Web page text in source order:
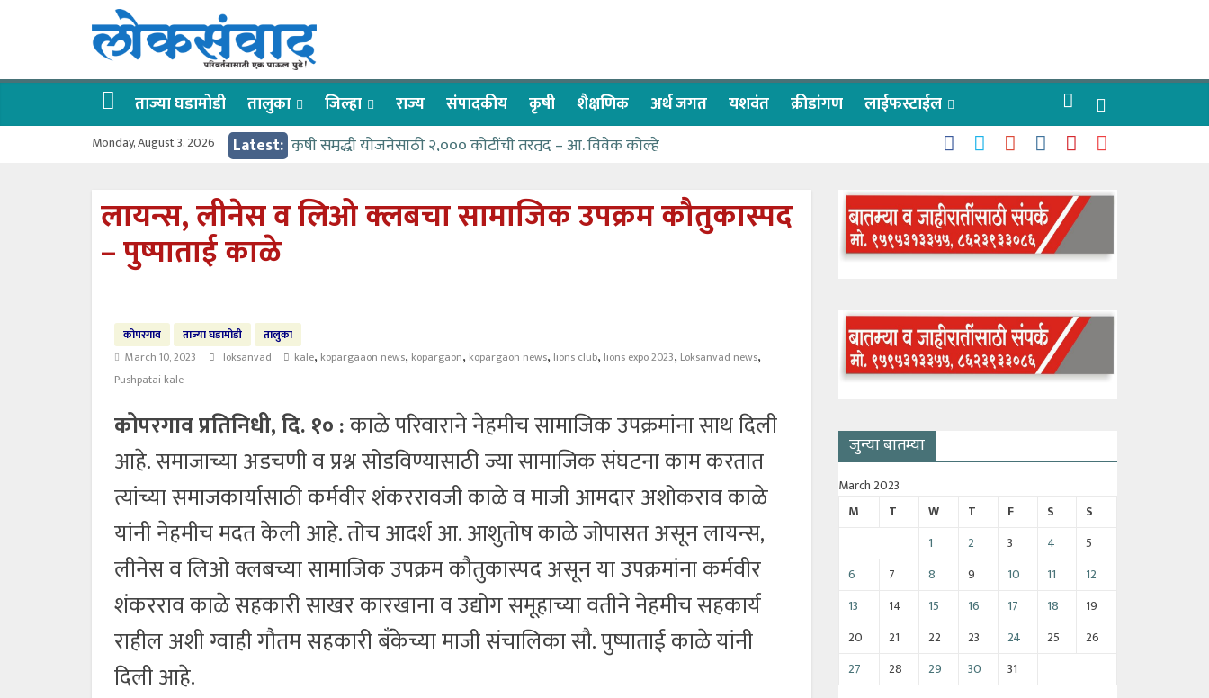
लोकसंवाद
ताज्या
घडामोडी
ताज्या घडामोडी तालुका जिल्हा राज्य संपादकीय कृषी शैक्षणिक अर्थ जगत यशवंत क्रीडांगण लाईफस्टाईल
Monday, August 3, 2026 Latest: कृषी समृद्धी योजनेसाठी २,००० कोटींची तरतूद – आ. विवेक कोल्हे
गुरू पौर्णिमा उत्सवात देश-विदेशातील दिड लाखाहून अधिक भाविकांनी घेतले ओम गुरूदेव माऊलींचे दर्शन
वाहतूक कोंडीत अडकलेल्या नागरिकांना संजीवनी युवा प्रतिष्ठानचा मदतीचा हात
लायन्स, लीनेस व लिओ क्लबचा सामाजिक उपक्रम कौतुकास्पद
– पुष्पाताई काळे
कोपरगाव ताज्या घडामोडी
तालुका
March 10, 2023
loksanvad kale, kopargaaon news, kopargaon, kopargaon news, lions club, lions expo 2023, Loksanvad news,
Pushpatai kale
कोपरगाव प्रतिनिधी, दि. १० :काळे परिवाराने नेहमीच सामाजिक उपक्रमांना साथ दिली
आहे. समाजाच्या अडचणी व प्रश्न सोडविण्यासाठी ज्या सामाजिक संघटना काम करतात
त्यांच्या समाजकार्यासाठी कर्मवीर शंकररावजी काळे व माजी आमदार अशोकराव काळे
यांनी नेहमीच मदत केली आहे. तोच आदर्श आ. आशुतोष काळे जोपासत असून लायन्स,
लीनेस व लिओ क्लबच्या सामाजिक उपक्रम कौतुकास्पद असून या उपक्रमांना कर्मवीर
शंकरराव काळे सहकारी साखर कारखाना व उद्योग समूहाच्या वतीने नेहमीच सहकार्य
राहील अशी ग्वाही गौतम सहकारी बँकेच्या माजी संचालिका सौ. पुष्पाताई काळे यांनी
दिली आहे.
जुन्या बातम्या
March 2023
M
T W T F S
S
1
2 3 4
5
6
7 8 9 10 11
12
13
14 15 16 17 18
19
20
21 22 23 24 25
26
27
28 29 30 31